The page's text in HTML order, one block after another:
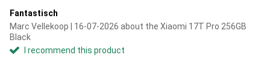
Fantastisch
Marc Vellekoop | 16-07-2026 about the Xiaomi 17T Pro 256GB
Black
I recommend this product